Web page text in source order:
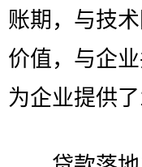
账期，与技
价值，与企
为企业提供